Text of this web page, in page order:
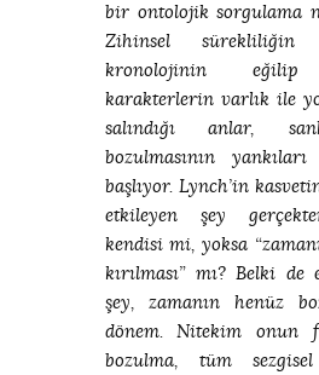
bir ontolojik sorgulama
Zihinsel sürekliliğin
kronolojinin eğilip
karakterlerin varlık ile
salındığı anlar,
bozulmasının
başlıyor. Lynch’in
etkileyen şey
kendisi mi, yoksa
kırılması” mı? Belki
şey, zamanın henüz
dönem. Nitekim onun
bozulma, tüm